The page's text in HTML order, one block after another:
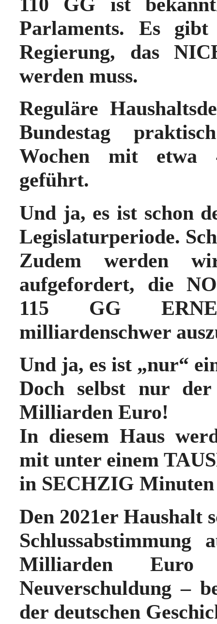
Parlaments. Es
Regierung, das
werden muss.
Reguläre
Bundestag
Wochen mit etwa
geführt.
Und ja, es ist schon
Legislaturperiode.
Zudem werden
aufgefordert, die
115 GG
milliardenschwer
Und ja, es ist „nur“
Doch selbst nur
Milliarden Euro!
In diesem Haus
mit unter einem
in SECHZIG Minuten
Den 2021er Haushalt
Milliarden
Neuverschuldung –
der deutschen